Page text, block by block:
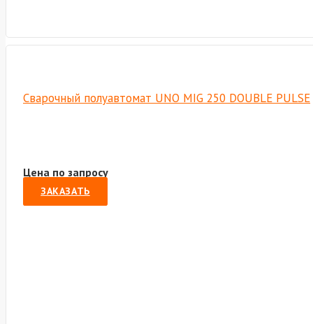
Сварочный полуавтомат UNO MIG 250 DOUBLE PULSE
Цена по запросу
ЗАКАЗАТЬ